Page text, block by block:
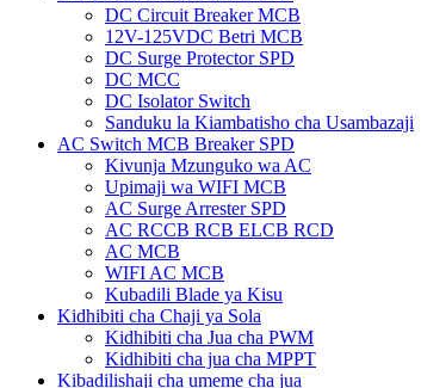
DC Circuit Breaker MCB
12V-125VDC Betri MCB
DC Surge Protector SPD
DC MCC
DC Isolator Switch
Sanduku la Kiambatisho cha Usambazaji
AC Switch MCB Breaker SPD
Kivunja Mzunguko wa AC
Upimaji wa WIFI MCB
AC Surge Arrester SPD
AC RCCB RCB ELCB RCD
AC MCB
WIFI AC MCB
Kubadili Blade ya Kisu
Kidhibiti cha Chaji ya Sola
Kidhibiti cha Jua cha PWM
Kidhibiti cha jua cha MPPT
Kibadilishaji cha umeme cha jua